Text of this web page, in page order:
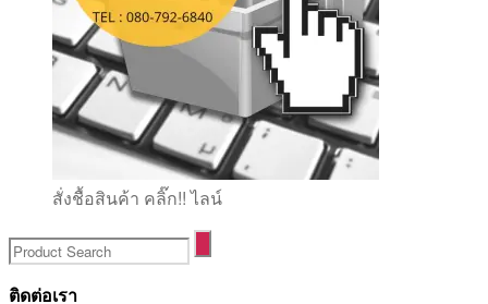
สั่งชื้อสินค้า คลิ๊ก!! ไลน์
ติดต่อเรา